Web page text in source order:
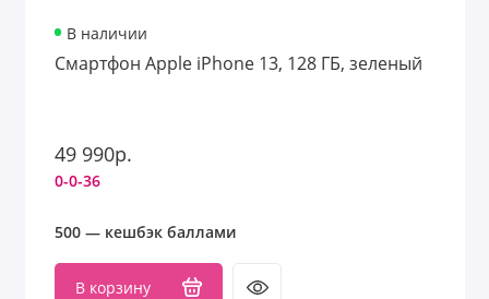
В наличии
Смартфон Apple iPhone 13, 128 ГБ, зеленый
49 990р.
0-0-36
500 — кешбэк баллами
В корзину